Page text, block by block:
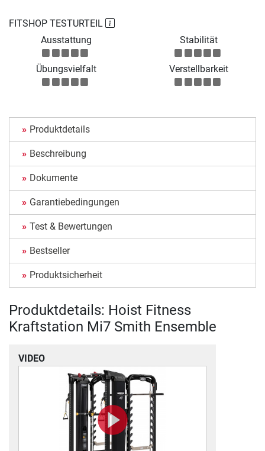
FITSHOP TESTURTEIL
Ausstattung
Stabilität
Übungsvielfalt Verstellbarkeit
Produktdetails
Beschreibung
Dokumente
Garantiebedingungen
Test & Bewertungen
Bestseller
Produktsicherheit
Produktdetails: Hoist Fitness
Kraftstation Mi7 Smith Ensemble
VIDEO